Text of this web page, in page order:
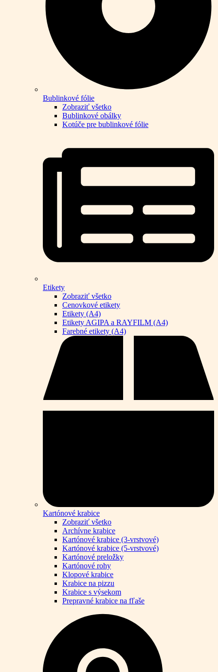
Bublinkové fólie
Zobraziť všetko
Bublinkové obálky
Kotúče pre bublinkové fólie
Etikety
Zobraziť všetko
Cenovkové etikety
Etikety (A4)
Etikety AGIPA a RAYFILM (A4)
Farebné etikety (A4)
Kartónové krabice
Zobraziť všetko
Archívne krabice
Kartónové krabice (3-vrstvové)
Kartónové krabice (5-vrstvové)
Kartónové preložky
Kartónové rohy
Klopové krabice
Krabice na pizzu
Krabice s výsekom
Prepravné krabice na fľaše